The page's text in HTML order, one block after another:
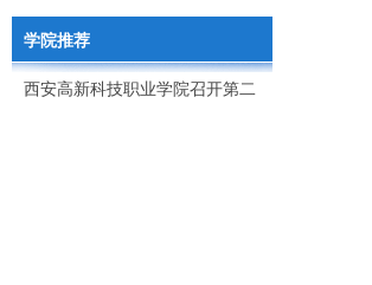
学院推荐
西安高新科技职业学院召开第二